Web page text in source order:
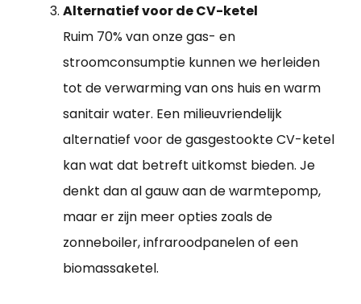
Alternatief voor de CV-ketel
Ruim 70% van onze gas- en
stroomconsumptie kunnen we herleiden
tot de verwarming van ons huis en warm
sanitair water. Een milieuvriendelijk
alternatief voor de gasgestookte CV-ketel
kan wat dat betreft uitkomst bieden. Je
denkt dan al gauw aan de warmtepomp,
maar er zijn meer opties zoals de
zonneboiler, infraroodpanelen of een
biomassaketel.